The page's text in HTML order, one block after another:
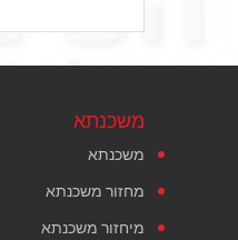
משכנתא
משכנתא
מחזור משכנתא
מיחזור משכנתא